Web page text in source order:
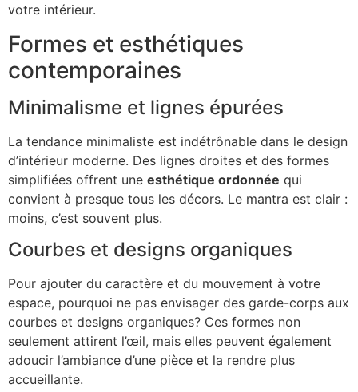
votre intérieur.
Formes et esthétiques
contemporaines
Minimalisme et lignes épurées
La tendance minimaliste est indétrônable dans le design
d’intérieur moderne. Des lignes droites et des formes
simplifiées offrent une esthétique ordonnée qui
convient à presque tous les décors. Le mantra est clair :
moins, c’est souvent plus.
Courbes et designs organiques
Pour ajouter du caractère et du mouvement à votre
espace, pourquoi ne pas envisager des garde-corps aux
courbes et designs organiques? Ces formes non
seulement attirent l’œil, mais elles peuvent également
adoucir l’ambiance d’une pièce et la rendre plus
accueillante.